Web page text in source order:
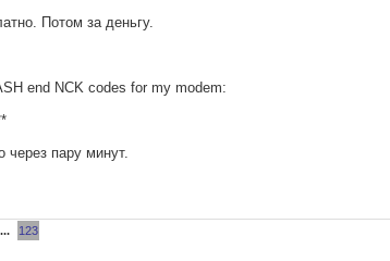
Потом за деньгу.
end NCK codes for my modem:
через пару минут.
... 123